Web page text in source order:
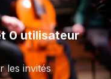
0 utilisateur
les invités